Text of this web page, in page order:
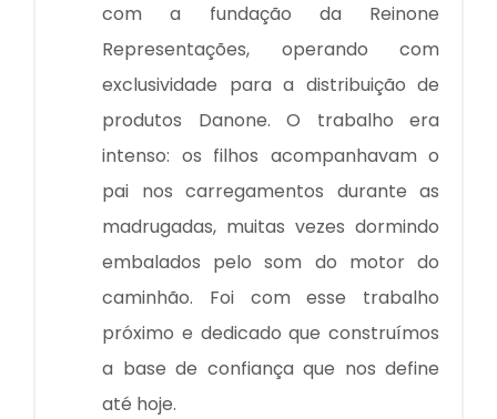
com a fundação da Reinone
Representações, operando com
exclusividade para a distribuição de
produtos Danone. O trabalho era
intenso: os filhos acompanhavam o
pai nos carregamentos durante as
madrugadas, muitas vezes dormindo
embalados pelo som do motor do
caminhão. Foi com esse trabalho
próximo e dedicado que construímos
a base de confiança que nos define
até hoje.